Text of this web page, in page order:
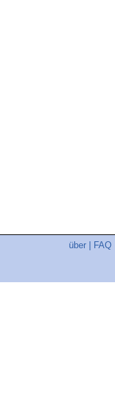
über FAQ